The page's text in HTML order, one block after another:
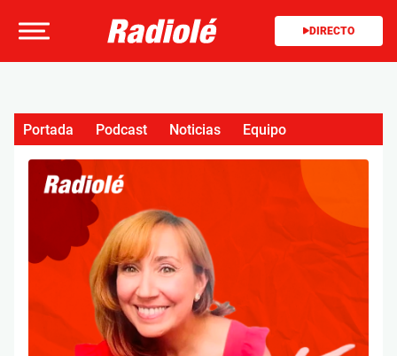
DIRECTO
Portada Podcast Noticias Equipo